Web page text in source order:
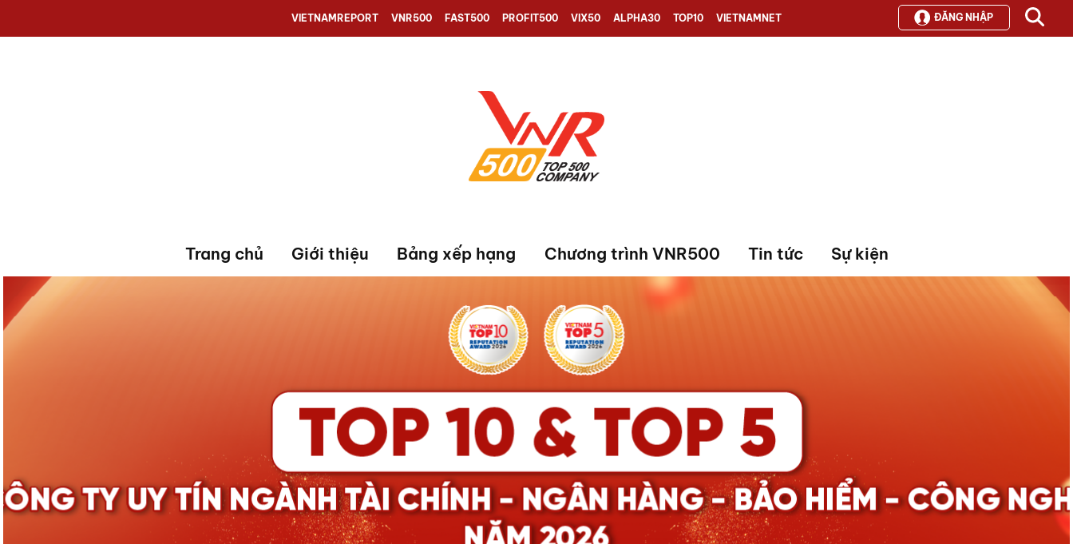
VIETNAMREPORT VNR500 FAST500 PROFIT500 VIX50 ALPHA30 TOP10 VIETNAMNET ĐĂNG NHẬP
Trang chủ Giới thiệu Bảng xếp hạng Chương trình VNR500 Tin tức Sự kiện